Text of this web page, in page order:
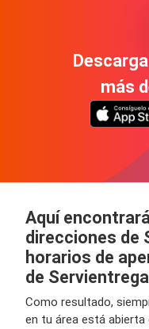
más
Aquí
direcciones de
horarios de
de
Como resultado,
en tu área está